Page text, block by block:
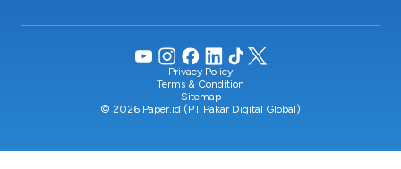
© 2026 Paper.id (PT Pakar Digital Global)
Privacy Policy
Terms & Condition
Sitemap